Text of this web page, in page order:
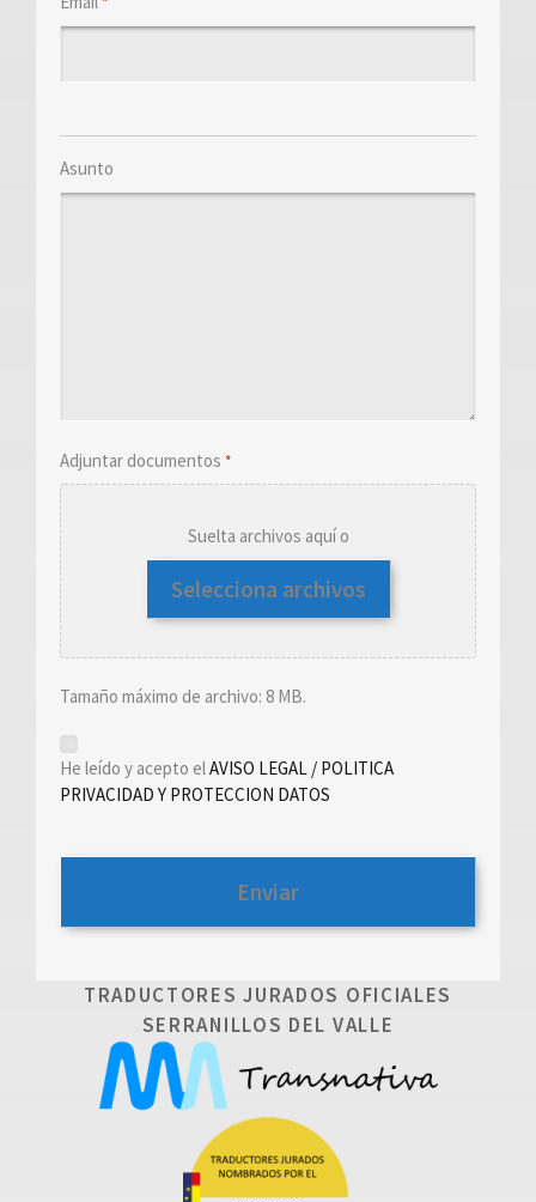
Asunto
Adjuntar documentos *
Suelta archivos aquí o
Selecciona archivos
Tamaño máximo de archivo: 8 MB.
*
He leído y acepto elAVISO LEGAL / POLITICA
PRIVACIDAD Y PROTECCION DATOS
TRADUCTORES JURADOS OFICIALES
SERRANILLOS DEL VALLE